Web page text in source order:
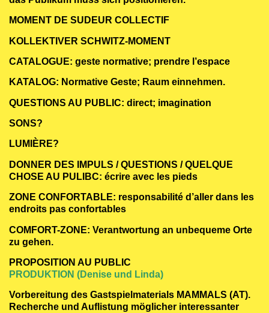
MOMENT DE SUDEUR COLLECTIF
KOLLEKTIVER SCHWITZ-MOMENT
CATALOGUE: geste normative; prendre l’espace
KATALOG: Normative Geste; Raum einnehmen.
QUESTIONS AU PUBLIC: direct; imagination
SONS?
LUMIÈRE?
DONNER DES IMPULS / QUESTIONS / QUELQUE
CHOSE AU PULIBC: écrire avec les pieds
ZONE CONFORTABLE: responsabilité d’aller dans les
endroits pas confortables
COMFORT-ZONE: Verantwortung an unbequeme Orte
zu gehen.
PROPOSITION AU PUBLIC
PRODUKTION (Denise und Linda)
Vorbereitung des Gastspielmaterials MAMMALS (AT).
Recherche und Auflistung möglicher interessanter